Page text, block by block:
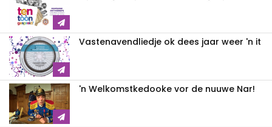
Vastenavendliedje ok dees jaar weer 'n it
'n Welkomstkedooke vor de nuuwe Nar!